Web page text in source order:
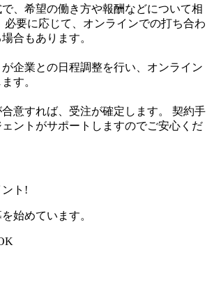
、希望の働き方や報酬などについて相
必要に応じて、オンラインでの打ち合わ
合もあります。
企業との日程調整を行い、オンライン
す。
意すれば、受注が確定します。 契約手
ントがサポートしますのでご安心くだ
ント!
始めています。